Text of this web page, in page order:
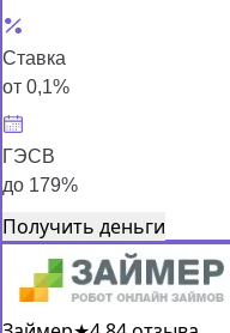
Ставка
от 0,1%
ГЭСВ
до 179%
Получить деньги